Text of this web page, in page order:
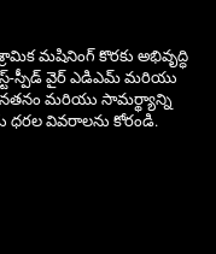
మషినింగ్ కొరకు అభివృద్ధి
స్పీడ్ వైర్ ఎడిఎమ్ మరియు
మరియు సామర్థ్యాన్ని
ధరల వివరాలను కోరండి.